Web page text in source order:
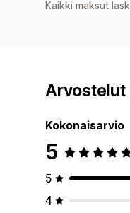
Kaikki maksut
Arvostelut
Kokonaisarvio
5
5
4